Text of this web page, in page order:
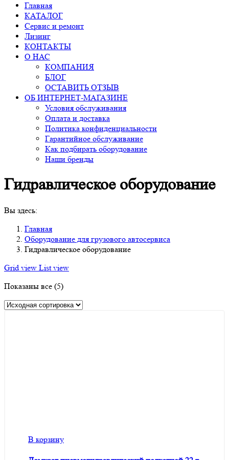
Главная
КАТАЛОГ
Сервис и ремонт
Лизинг
КОНТАКТЫ
О НАС
КОМПАНИЯ
БЛОГ
ОСТАВИТЬ ОТЗЫВ
ОБ ИНТЕРНЕТ-МАГАЗИНЕ
Условия обслуживания
Оплата и доставка
Политика конфиденциальности
Гарантийное обслуживание
Как подбирать оборудование
Наши бренды
Гидравлическое оборудование
Вы здесь:
Главная
Оборудование для грузового автосервиса
Гидравлическое оборудование
Grid view List view
Показаны все (5)
В корзину